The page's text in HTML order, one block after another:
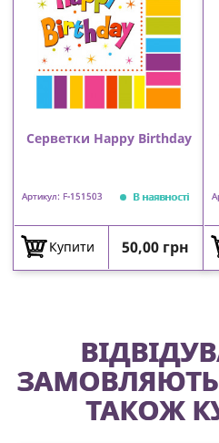
Серветки Happy Birthday
Артикул: F-151503 В наявності
Купити Ціна
50,00 грн
ТАКОЖ